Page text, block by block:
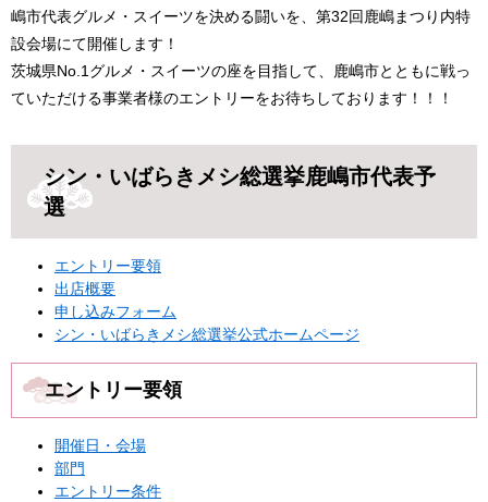
嶋市代表グルメ・スイーツを決める闘いを、第32回鹿嶋まつり内特
設会場にて開催します！
茨城県No.1グルメ・スイーツの座を目指して、鹿嶋市とともに戦っ
ていただける事業者様のエントリーをお待ちしております！！！
シン・いばらきメシ総選挙鹿嶋市代表予
選
エントリー要領
出店概要
申し込みフォーム
シン・いばらきメシ総選挙公式ホームページ
エントリー要領
開催日・会場
部門
エントリー条件